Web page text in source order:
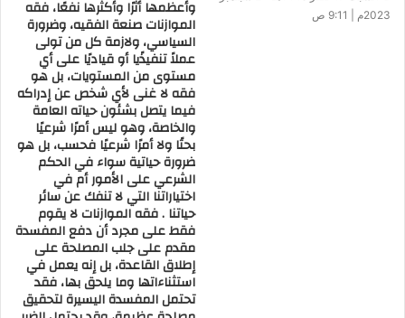
خلالها بالبيان الشرعي الذي يناسب الزمان والمكان والحال ، فحيثما
تكون المصلحة فثمّة شرع الله ، فذلك عمل الفقيه المجتهد الذي
تنطلق رؤاه الفكرية في ضوء فقه الواقع ، وفقه المتاح ، وفقه
الأولويات ، وفقه المقاصد ، وسعة الأفق ، وإذا كان بعض سلفنا
الصالح يقول : رأيي صواب يحتمل الخطأ ورأي غيري خطأ يحتمل
الصواب ، فإننا نقول : قد يكون كلا الرأيين على صواب غير أن
أحدهما راجح والآخر مرجوح ، فالأقوال الراجحة ليست معصومة ،
والأقوال المرجوحة ليست مهدومة ، طالما أن لصاحبها حظًا من
النظر والدليل الشرعي المعتبر وهنا أؤكد : أنني سأبذل ما في
وسعي ليمسك الناس سماحة الإسلام بأيديهم ، وأتخذ من المنهج
العقلي في التفكير الذي ينتهج فضيلة الإمام الأكبر شيخ الأزهر
منطلقًا لتجديد الخطاب الديني ، إذ يشرفني أن أكون منتميًا إلى
مدرسته العلمية العقلية الحضارية في التفكير والنظرة إلى الأمور ،
ومن واقع مسؤليتي عن الدعوة في وزارة الأوقاف ، و عن الدعوة
2023م | 9:11 ص
وأعظمها أثرًا وأكثرها نفعًا، فقه
الموازنات صنعة الفقيه، وضرورة
السياسي، ولازمة كل من تولى
عملاً تنفيذًيا أو قياديًا على أي
مستوى من المستويات، بل هو
فقه لا غنى لأي شخص عن إدراكه
فيما يتصل بشئون حياته العامة
والخاصة، وهو ليس أمرًا شرعيًا
بحتًا ولا أمرًا شرعيًا فحسب، بل هو
ضرورة حياتية سواء في الحكم
الشرعي على الأمور أم في
اختياراتنا التي لا تنفك عن سائر
حياتنا . فقه الموازنات لا يقوم
فقط على مجرد أن دفع المفسدة
مقدم على جلب المصلحة على
إطلاق القاعدة، بل إنه يعمل في
استثناءاتها وما يلحق بها، فقد
تحتمل المفسدة اليسيرة لتحقيق